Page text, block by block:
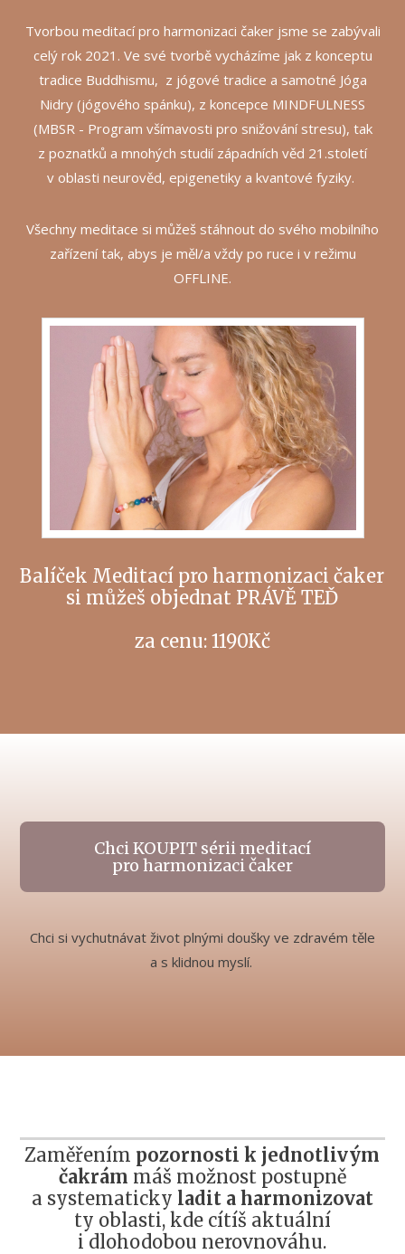
Tvorbou meditací pro harmonizaci čaker jsme se zabývali
celý rok 2021. Ve své tvorbě vycházíme jak z konceptu
tradice Buddhismu, z jógové tradice a samotné Jóga
Nidry (jógového spánku), z koncepce MINDFULNESS
(MBSR - Program všímavosti pro snižování stresu), tak
z poznatků a mnohých studií západních věd 21.století
v oblasti neurověd, epigenetiky a kvantové fyziky.
Všechny meditace si můžeš stáhnout do svého mobilního
zařízení tak, abys je měl/a vždy po ruce i v režimu
OFFLINE.
Balíček Meditací pro harmonizaci čaker
si můžeš objednat PRÁVĚ TEĎ
za cenu: 1190Kč
Chci KOUPIT sérii meditací
pro harmonizaci čaker
Chci si vychutnávat život plnými doušky ve zdravém těle
a s klidnou myslí.
Zaměřením pozornosti k jednotlivým
čakrám máš možnost postupně
a systematicky ladit a harmonizovat
ty oblasti, kde cítíš aktuální
i dlohodobou nerovnováhu.